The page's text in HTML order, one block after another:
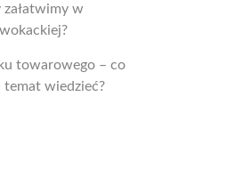
załatwimy w
towarowego – co
wiedzieć?